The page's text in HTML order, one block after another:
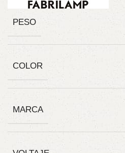
PESO
COLOR
MARCA